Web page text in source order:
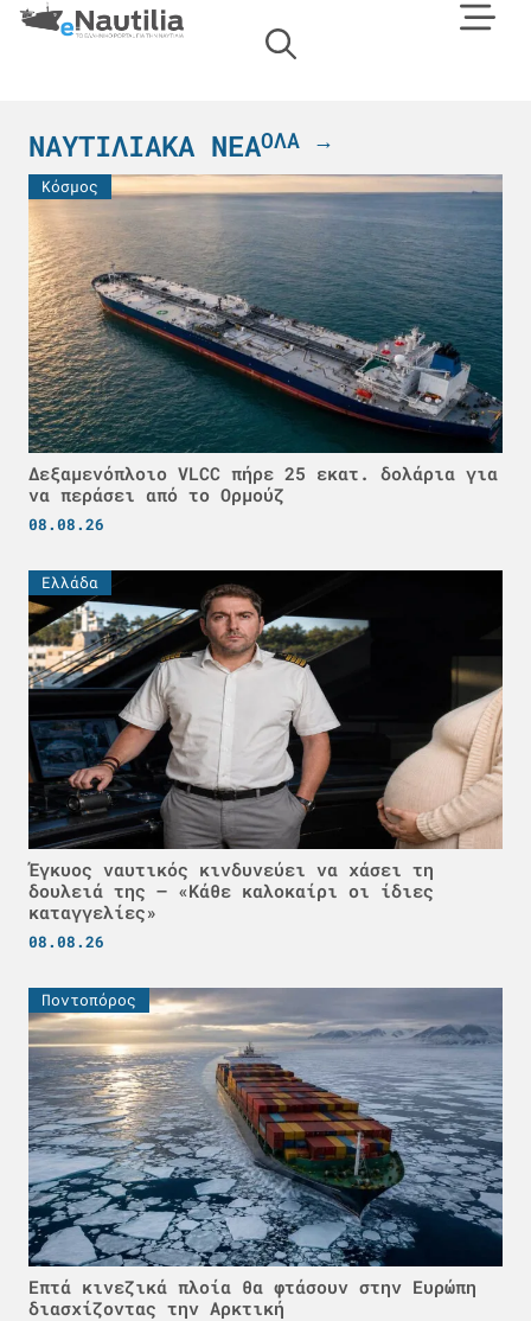
ΝΑΥΤΙΛΙΑΚΑ ΝΕΑΟΛΑ →
Κόσμος
Δεξαμενόπλοιο VLCC πήρε 25 εκατ. δολάρια για
να περάσει από το Ορμούζ
08.08.26
Ελλάδα
Έγκυος ναυτικός κινδυνεύει να χάσει τη
δουλειά της – «Κάθε καλοκαίρι οι ίδιες
καταγγελίες»
08.08.26
Ποντοπόρος
Επτά κινεζικά πλοία θα φτάσουν στην Ευρώπη
διασχίζοντας την Αρκτική